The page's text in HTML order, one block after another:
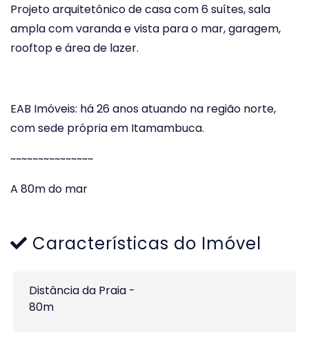
Projeto arquitetônico de casa com 6 suítes, sala
ampla com varanda e vista para o mar, garagem,
rooftop e área de lazer.
EAB Imóveis: há 26 anos atuando na região norte,
com sede própria em Itamambuca.
~~~~~~~~~~~~~~~
A 80m do mar
Características do Imóvel
Distância da Praia -
80m